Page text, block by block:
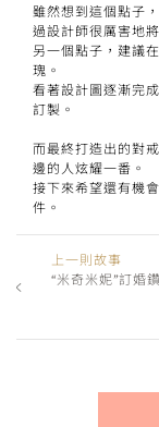
雖然想到這個點子
過設計師很厲害地
另一個點子，建議
瑰。
看著設計圖逐漸完
訂製。
而最終打造出的對
邊的人炫耀一番。
接下來希望還有機
件。
上一則故事
“米奇米妮”訂婚